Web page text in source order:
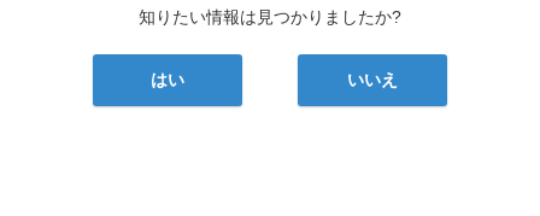
知りたい情報は見つかりましたか?
はい いいえ